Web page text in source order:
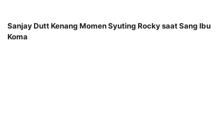
Sanjay Dutt Kenang Momen Syuting Rocky saat Sang Ibu
Koma